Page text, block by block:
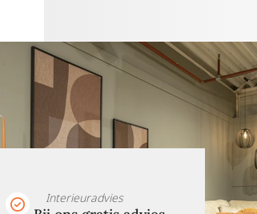
Interieuradvies